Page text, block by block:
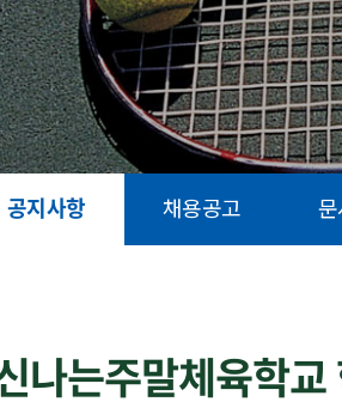
공지사항 채용공고 문
나는주말체육학교